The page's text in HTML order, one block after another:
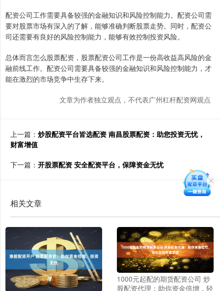
配资公司工作需要具备较强的金融知识和风险控制能力。配资公司需
要对股票市场有深入的了解，能够准确判断股票走势。同时，配资公
司还需要有良好的风险控制能力，能够有效控制投资风险。
总体而言怎么股票配资，股票配资公司工作是一份高收益高风险的金
融前线工作。配资公司需要具备较强的金融知识和风险控制能力，才
能在激烈的市场竞争中生存下来。
文章为作者独立观点，不代表广州杠杆配资网观点
上一篇： 炒股配资平台皆选配资 南昌股票配资：助您投资无忧，
财富增值
下一篇： 开股票配资 安全配资平台，保障资金无忧
相关文章
1000元起配的期货配资公司 炒
股配资代理：助你资金倍增，轻